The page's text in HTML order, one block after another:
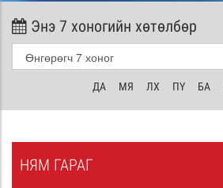
Энэ 7 хоногийн хөтөлбөр
ДА МЯ ЛХ ПҮ БА
НЯМ ГАРАГ